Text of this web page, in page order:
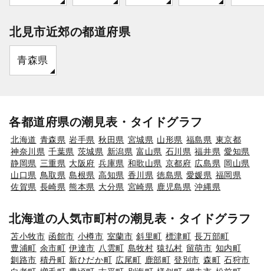
北見市近郊の都道府県
青森県
各都道府県の潮見表・タイドグラフ
北海道 青森県 岩手県 秋田県 宮城県 山形県 福島県 東京都
神奈川県 千葉県 茨城県 新潟県 富山県 石川県 福井県 愛知県
静岡県 三重県 大阪府 兵庫県 和歌山県 京都府 広島県 岡山県
山口県 鳥取県 島根県 高知県 香川県 徳島県 愛媛県 福岡県
佐賀県 長崎県 熊本県 大分県 宮崎県 鹿児島県 沖縄県
北海道の人気市町村の潮見表・タイドグラフ
苫小牧市 函館市 小樽市 室蘭市 斜里町 標津町 長万部町
豊浦町 余市町 伊達市 八雲町 島牧村 猿払村 留萌市 知内町
釧路市 積丹町 新ひだか町 広尾町 鹿部町 登別市 森町 石狩市